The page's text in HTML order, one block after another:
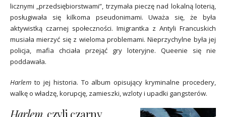
licznymi „przedsiębiorstwami”, trzymała pieczę nad lokalną loterią,
posługiwała się kilkoma pseudonimami. Uważa się, że była
aktywistką czarnej społeczności. Imigrantka z Antyli Francuskich
musiała mierzyć się z wieloma problemami. Nieprzychylne była jej
policja, mafia chciała przejąć gry loteryjne. Queenie się nie
poddawała.
Harlem to jej historia. To album opisujący kryminalne procedery,
walkę o władzę, korupcję, zamieszki, wzloty i upadki gangsterów.